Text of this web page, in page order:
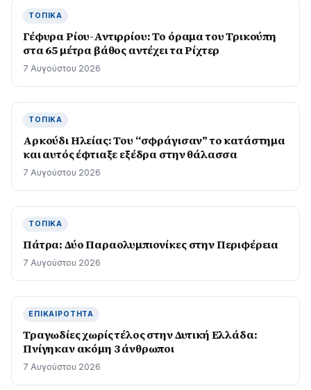
ΤΟΠΙΚΆ
Γέφυρα Ρίου-Αντιρρίου: Το όραμα του Τρικούπη
στα 65 μέτρα βάθος αντέχει τα Ρίχτερ
7 Αυγούστου 2026
ΤΟΠΙΚΆ
Αρκούδι Ηλείας: Του “σφράγισαν” το κατάστημα
και αυτός έφτιαξε εξέδρα στην θάλασσα
7 Αυγούστου 2026
ΤΟΠΙΚΆ
Πάτρα: Δύο Παραολυμπιονίκες στην Περιφέρεια
7 Αυγούστου 2026
ΕΠΙΚΑΙΡΌΤΗΤΑ
Τραγωδίες χωρίς τέλος στην Δυτική Ελλάδα:
Πνίγηκαν ακόμη 3 άνθρωποι
7 Αυγούστου 2026